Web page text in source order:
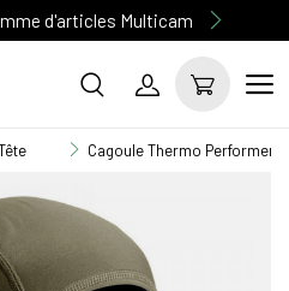
d'articles Multicam
Cagoule Thermo Performer